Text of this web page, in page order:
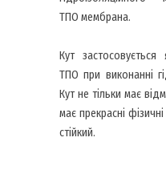
ТПО мембрана.
Кут
ТПО при виконанні
Кут не тільки має
має прекрасні
стійкий.